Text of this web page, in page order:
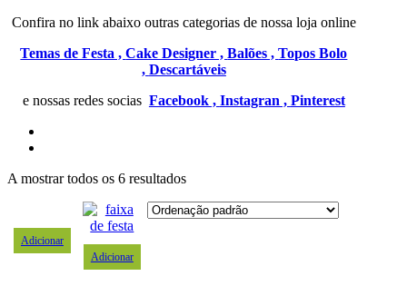
Confira no link abaixo outras categorias de nossa loja online
Temas de Festa ,Cake Designer ,Balões ,Topos Bolo
, Descartáveis
e nossas redes socias Facebook , Instagran , Pinterest
A mostrar todos os 6 resultados
Adicionar
Adicionar